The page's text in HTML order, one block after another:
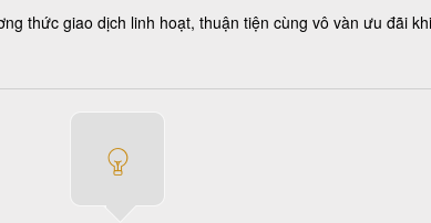
thức giao dịch linh hoạt, thuận tiện cùng vô vàn ưu đãi